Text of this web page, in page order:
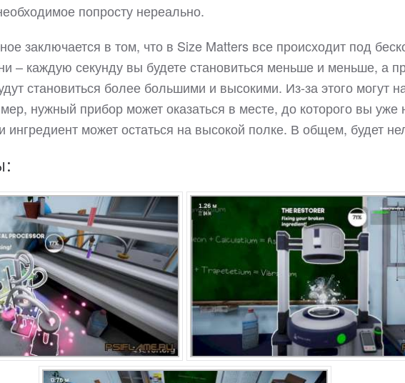
попросту нереально.
заключается в том, что в Size Matters все происходит под
– каждую секунду вы будете становиться меньше и меньше, а
становиться более большими и высокими. Из-за этого могут
нужный прибор может оказаться в месте, до которого вы уже
ингредиент может остаться на высокой полке. В общем, будет